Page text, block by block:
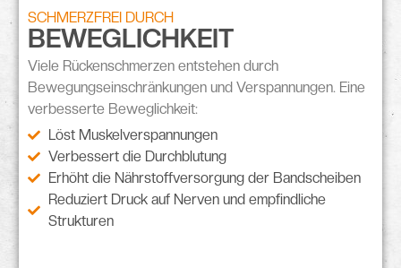
SCHMERZFREI DURCH
BEWEGLICHKEIT
Viele Rückenschmerzen entstehen durch
Bewegungseinschränkungen und Verspannungen. Eine
verbesserte Beweglichkeit:
Löst Muskelverspannungen
Verbessert die Durchblutung
Erhöht die Nährstoffversorgung der Bandscheiben
Reduziert Druck auf Nerven und empfindliche
Strukturen